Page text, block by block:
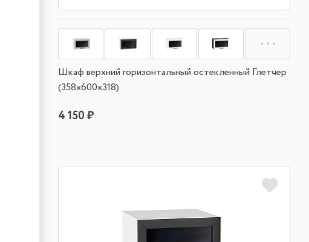
Шкаф верхний горизонтальный остекленный Глетчер
(358х600х318)
4 150 ₽